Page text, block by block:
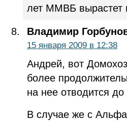
лет ММВБ вырастет
Владимир
15 января 2009 в 12:38
Андрей, вот
более
на нее отводится
В случае же с